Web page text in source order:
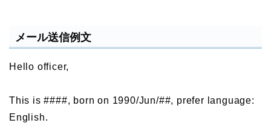
メール送信例文
Hello officer,
This is ####, born on 1990/Jun/##, prefer language:
English.